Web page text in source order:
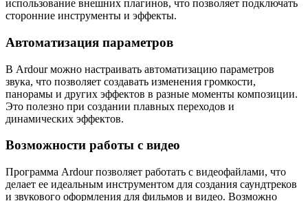
использование внешних плагинов, что позволяет подключать
сторонние инструменты и эффекты.
Автоматизация параметров
В Ardour можно настраивать автоматизацию параметров
звука, что позволяет создавать изменения громкости,
панорамы и других эффектов в разные моменты композиции.
Это полезно при создании плавных переходов и
динамических эффектов.
Возможности работы с видео
Программа Ardour позволяет работать с видеофайлами, что
делает ее идеальным инструментом для создания саундтреков
и звукового оформления для фильмов и видео. Возможно